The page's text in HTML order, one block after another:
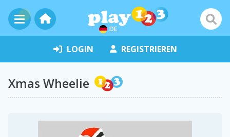
DE
LOGIN REGISTRIEREN
Xmas Wheelie